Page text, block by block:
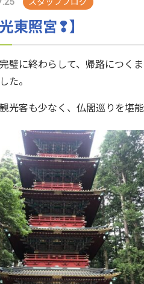
光東照宮❢】
璧に終わらして、帰路につく
た。
光客も少なく、仏閣巡りを堪